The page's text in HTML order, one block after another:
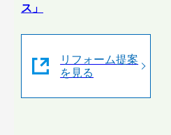
ス」
リフォーム提案
を見る